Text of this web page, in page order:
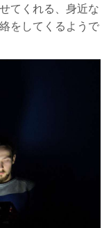
てくれる、身近な
をしてくるようで